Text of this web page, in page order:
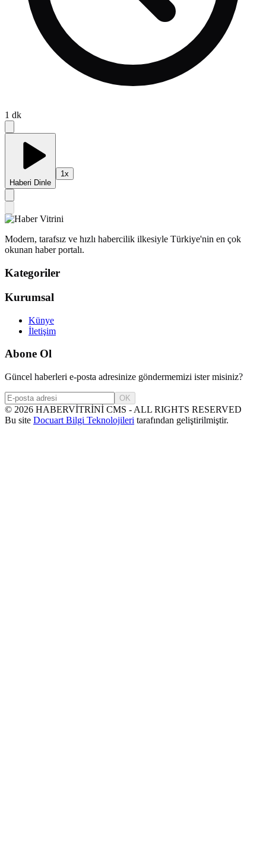
1 dk
Haberi Dinle
1x
Modern, tarafsız ve hızlı habercilik ilkesiyle Türkiye'nin en çok
okunan haber portalı.
Kategoriler
Kurumsal
Künye
İletişim
Abone Ol
Güncel haberleri e-posta adresinize göndermemizi ister misiniz?
OK
© 2026 HABERVİTRİNİ CMS - ALL RIGHTS RESERVED
Bu site Docuart Bilgi Teknolojileri tarafından geliştirilmiştir.